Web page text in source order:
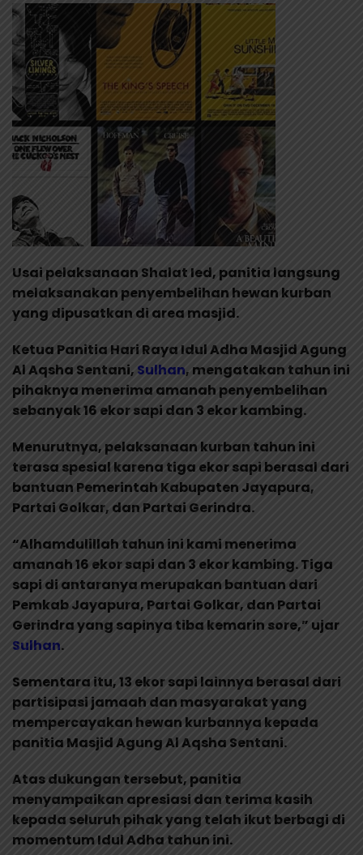
Usai pelaksanaan Shalat Ied, panitia langsung
melaksanakan penyembelihan hewan kurban
yang dipusatkan di area masjid.
Ketua Panitia Hari Raya Idul Adha Masjid Agung
Al Aqsha Sentani, Sulhan, mengatakan tahun ini
pihaknya menerima amanah penyembelihan
sebanyak 16 ekor sapi dan 3 ekor kambing.
Menurutnya, pelaksanaan kurban tahun ini
terasa spesial karena tiga ekor sapi berasal dari
bantuan Pemerintah Kabupaten Jayapura,
Partai Golkar, dan Partai Gerindra.
“Alhamdulillah tahun ini kami menerima
amanah 16 ekor sapi dan 3 ekor kambing. Tiga
sapi di antaranya merupakan bantuan dari
Pemkab Jayapura, Partai Golkar, dan Partai
Gerindra yang sapinya tiba kemarin sore,” ujar
Sulhan.
Sementara itu, 13 ekor sapi lainnya berasal dari
partisipasi jamaah dan masyarakat yang
mempercayakan hewan kurbannya kepada
panitia Masjid Agung Al Aqsha Sentani.
Atas dukungan tersebut, panitia
menyampaikan apresiasi dan terima kasih
kepada seluruh pihak yang telah ikut berbagi di
momentum Idul Adha tahun ini.